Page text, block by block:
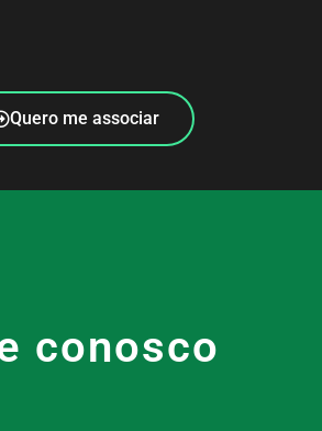
Quero me associar
conosco